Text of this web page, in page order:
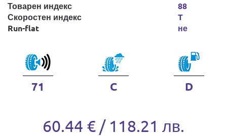
Товарен индекс
Скоростен индекс
Run-flat
88
T
не
71 C D
60.44 € / 118.21 лв.